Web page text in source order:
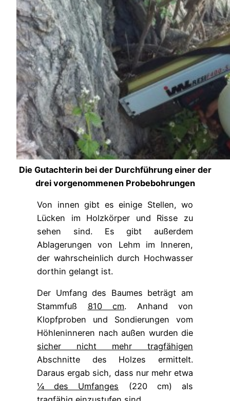
Die Gutachterin bei der Durchführung einer der
drei vorgenommenen Probebohrungen
Von innen gibt es einige Stellen, wo
Lücken im Holzkörper und Risse zu
sehen sind. Es gibt außerdem
Ablagerungen von Lehm im Inneren,
der wahrscheinlich durch Hochwasser
dorthin gelangt ist.
Der Umfang des Baumes beträgt am
Stammfuß 810 cm. Anhand von
Klopfproben und Sondierungen vom
Höhleninneren nach außen wurden die
sicher nicht mehr tragfähigen
Abschnitte des Holzes ermittelt.
Daraus ergab sich, dass nur mehr etwa
¼ des Umfanges (220 cm) als